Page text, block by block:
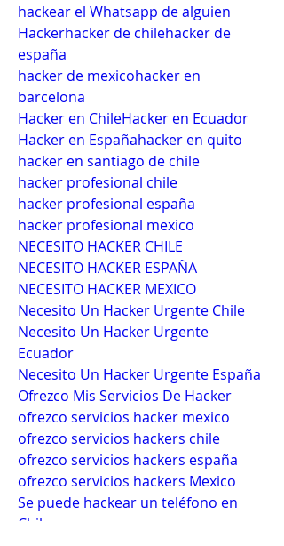
hackear el Whatsapp de alguien
Hackerhacker de chilehacker de
españa
hacker de mexicohacker en
barcelona
Hacker en ChileHacker en Ecuador
Hacker en Españahacker en quito
hacker en santiago de chile
hacker profesional chile
hacker profesional españa
hacker profesional mexico
NECESITO HACKER CHILE
NECESITO HACKER ESPAÑA
NECESITO HACKER MEXICO
Necesito Un Hacker Urgente Chile
Necesito Un Hacker Urgente
Ecuador
Necesito Un Hacker Urgente España
Ofrezco Mis Servicios De Hacker
ofrezco servicios hacker mexico
ofrezco servicios hackers chile
ofrezco servicios hackers españa
ofrezco servicios hackers Mexico
Se puede hackear un teléfono en
Chile